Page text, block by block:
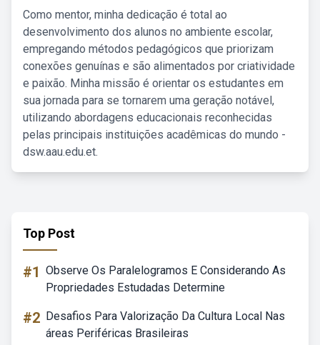
Como mentor, minha dedicação é total ao
desenvolvimento dos alunos no ambiente escolar,
empregando métodos pedagógicos que priorizam
conexões genuínas e são alimentados por criatividade
e paixão. Minha missão é orientar os estudantes em
sua jornada para se tornarem uma geração notável,
utilizando abordagens educacionais reconhecidas
pelas principais instituições acadêmicas do mundo -
dsw.aau.edu.et.
Top Post
#1 Observe Os Paralelogramos E Considerando As
Propriedades Estudadas Determine
#2 Desafios Para Valorização Da Cultura Local Nas
áreas Periféricas Brasileiras